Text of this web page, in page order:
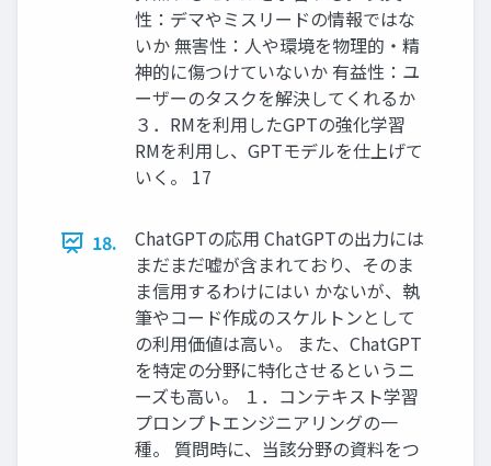
性：デマやミスリードの情報ではな
いか 無害性：人や環境を物理的・精
神的に傷つけていないか 有益性：ユ
ーザーのタスクを解決してくれるか
３．RMを利用したGPTの強化学習
RMを利用し、GPTモデルを仕上げて
いく。 17
18.
ChatGPTの応用 ChatGPTの出力には
まだまだ嘘が含まれており、そのま
ま信用するわけにはい かないが、執
筆やコード作成のスケルトンとして
の利用価値は高い。 また、ChatGPT
を特定の分野に特化させるというニ
ーズも高い。 １．コンテキスト学習
プロンプトエンジニアリングの一
種。 質問時に、当該分野の資料をつ